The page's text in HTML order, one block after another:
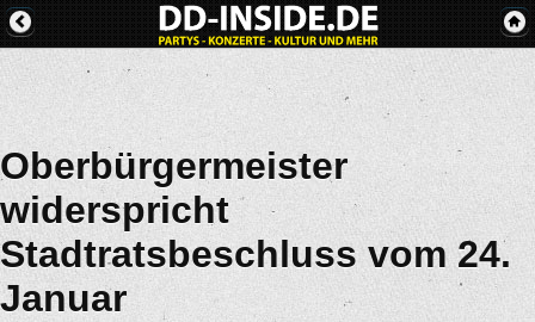
Oberbürgermeister
widerspricht
Stadtratsbeschluss vom 24.
Januar